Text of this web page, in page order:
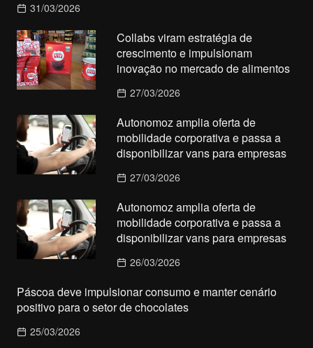
31/03/2026
Collabs viram estratégia de
crescimento e impulsionam
inovação no mercado de alimentos
27/03/2026
Autonomoz amplia oferta de
mobilidade corporativa e passa a
disponibilizar vans para empresas
27/03/2026
Autonomoz amplia oferta de
mobilidade corporativa e passa a
disponibilizar vans para empresas
26/03/2026
Páscoa deve impulsionar consumo e manter cenário
positivo para o setor de chocolates
25/03/2026